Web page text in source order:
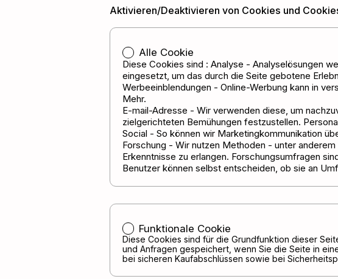
Aktivieren/Deaktivieren von Cookies und
Alle Cookie
Diese Cookies sind : Analyse - Analyselösungen
eingesetzt, um das durch die Seite gebotene
Werbeeinblendungen - Online-Werbung kann in
Mehr.
E-mail-Adresse - Wir verwenden diese, um
zielgerichteten Bemühungen festzustellen.
Social - So können wir Marketingkommunikation
Forschung - Wir nutzen Methoden - unter
Erkenntnisse zu erlangen. Forschungsumfragen
Benutzer können selbst entscheiden, ob sie an
Funktionale Cookie
Diese Cookies sind für die Grundfunktion dieser
und Anfragen gespeichert, wenn Sie die Seite in
bei sicheren Kaufabschlüssen sowie bei